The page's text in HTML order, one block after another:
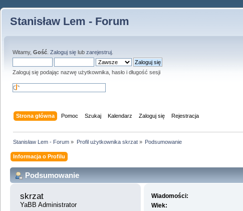
Stanisław Lem - Forum
Witamy, Gość Zaloguj się lub zarejestruj
Zaloguj się podając nazwę użytkownika, hasło i długość sesji
Strona główna Pomoc Szukaj Kalendarz Zaloguj się Rejestracja
Stanisław Lem - Forum » Profil użytkownika skrzat» Podsumowanie
Informacja o Profilu
Podsumowanie
skrzat
YaBB Administrator
Wiadomości:
Wiek: